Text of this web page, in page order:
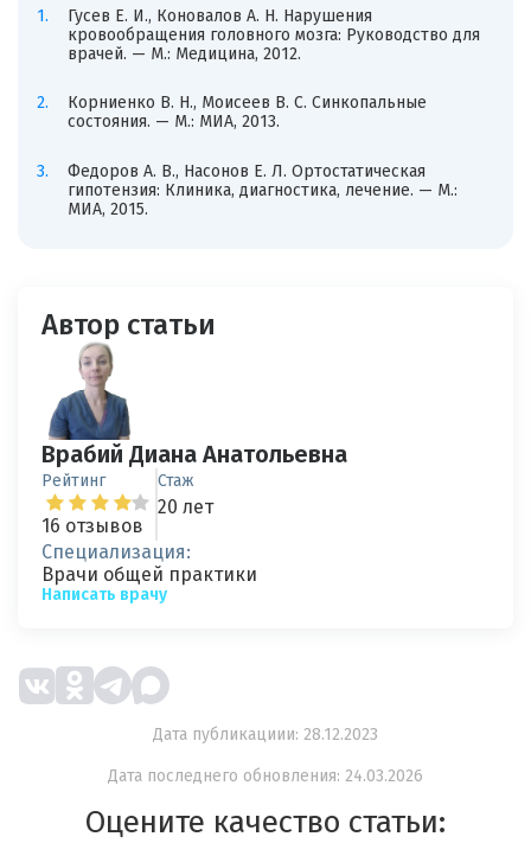
Гусев Е. И., Коновалов А. Н. Нарушения
кровообращения головного мозга: Руководство для
врачей. — М.: Медицина, 2012.
Корниенко В. Н., Моисеев В. С. Синкопальные
состояния. — М.: МИА, 2013.
Федоров А. В., Насонов Е. Л. Ортостатическая
гипотензия: Клиника, диагностика, лечение. — М.:
МИА, 2015.
Автор статьи
Врабий Диана Анатольевна
Рейтинг
16 отзывов
Стаж
20 лет
Специализация:
Врачи общей практики
Написать врачу
Дата публикациии: 28.12.2023
Дата последнего обновления: 24.03.2026
Оцените качество статьи: